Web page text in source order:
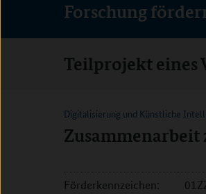
Forschung
Teilprojekt eines
Digitalisierung und Künstliche
Förderkennzeichen: